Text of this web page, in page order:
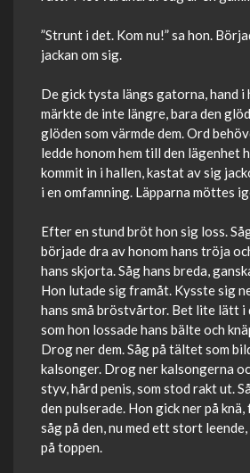
”Strunt i det. Kom nu!” sa hon.
jackan om sig.
De gick tysta längs gatorna, hand i
märkte de inte längre, bara den
glöden som värmde dem. Ord
ledde honom hem till den lägenhet
kommit in i hallen, kastat av sig
i en omfamning. Läpparna möttes
Efter en stund bröt hon sig loss.
började dra av honom hans tröja
hans skjorta. Såg hans breda,
Hon lutade sig framåt. Kysste sig
hans små bröstvårtor. Bet lite lätt i
som hon lossade hans bälte och
Drog ner dem. Såg på tältet som
kalsonger. Drog ner kalsongerna
styv, hård penis, som stod rakt ut.
den pulserade. Hon gick ner på
såg på den, nu med ett stort
på toppen.